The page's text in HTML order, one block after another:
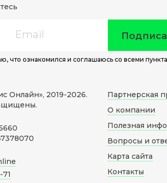
что ознакомился и соглашаюсь со всеми
Онлайн», 2019-2026.
Партнерская
О компании
Полезная
Вопросы и
Карта сайта
Контакты